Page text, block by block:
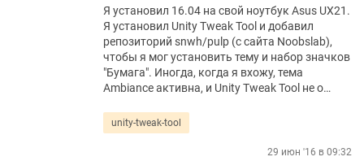
Я установил 16.04 на свой ноутбук Asus UX21.
Я установил Unity Tweak Tool и добавил
репозиторий snwh/pulp (с сайта Noobslab),
чтобы я мог установить тему и набор значков
"Бумага". Иногда, когда я вхожу, тема
Ambiance активна, и Unity Tweak Tool не о…
unity-tweak-tool
29 июн '16 в 09:32